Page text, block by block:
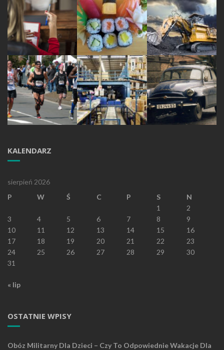
KALENDARZ
sierpień 2026
P
W Ś C P S
N
1
2
3
4 5 6 7 8
9
10
11 12 13 14 15
16
17
18 19 20 21 22
23
24
25 26 27 28 29
30
31
« lip
OSTATNIE WPISY
Obóz Militarny Dla Dzieci – Czy To Odpowiednie Wakacje Dla